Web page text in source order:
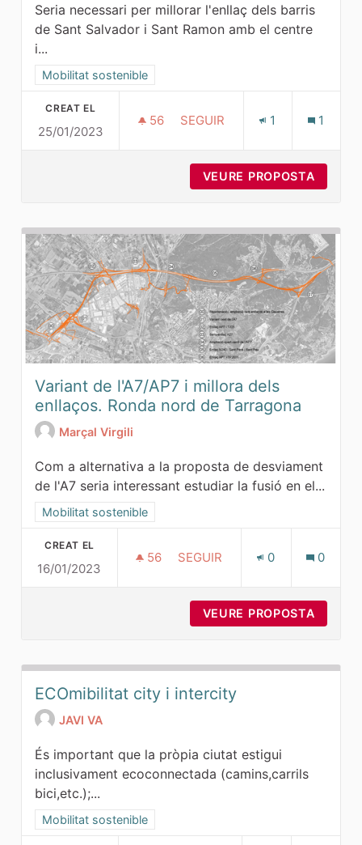
Seria necessari per millorar l'enllaç dels barris
de Sant Salvador i Sant Ramon amb el centre
i...
Resultats al filtrar per la categoria: Mobilitat sostenible
Mobilitat sostenible
CREAT EL
25/01/2023
56 56 SEGUIDORES
SEGUIR 1 1
VEURE PROPOSTA
Variant de l'A7/AP7 i millora dels
enllaços. Ronda nord de Tarragona
Marçal Virgili
Com a alternativa a la proposta de desviament
de l'A7 seria interessant estudiar la fusió en el...
Resultats al filtrar per la categoria: Mobilitat sostenible
Mobilitat sostenible
CREAT EL
16/01/2023
56 56 SEGUIDORES
SEGUIR 0 0
VEURE PROPOSTA
ECOmibilitat city i intercity
JAVI VA
És important que la pròpia ciutat estigui
inclusivament ecoconnectada (camins,carrils
bici,etc.);...
Resultats al filtrar per la categoria: Mobilitat sostenible
Mobilitat sostenible